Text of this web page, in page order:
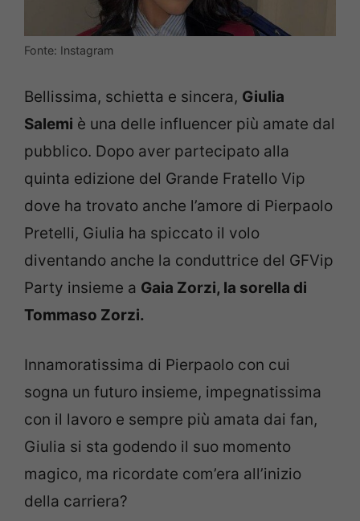
Fonte: Instagram
Bellissima, schietta e sincera, Giulia
Salemi è una delle influencer più amate dal
pubblico. Dopo aver partecipato alla
quinta edizione del Grande Fratello Vip
dove ha trovato anche l’amore di Pierpaolo
Pretelli, Giulia ha spiccato il volo
diventando anche la conduttrice del GFVip
Party insieme a Gaia Zorzi, la sorella di
Tommaso Zorzi.
Innamoratissima di Pierpaolo con cui
sogna un futuro insieme, impegnatissima
con il lavoro e sempre più amata dai fan,
Giulia si sta godendo il suo momento
magico, ma ricordate com’era all’inizio
della carriera?